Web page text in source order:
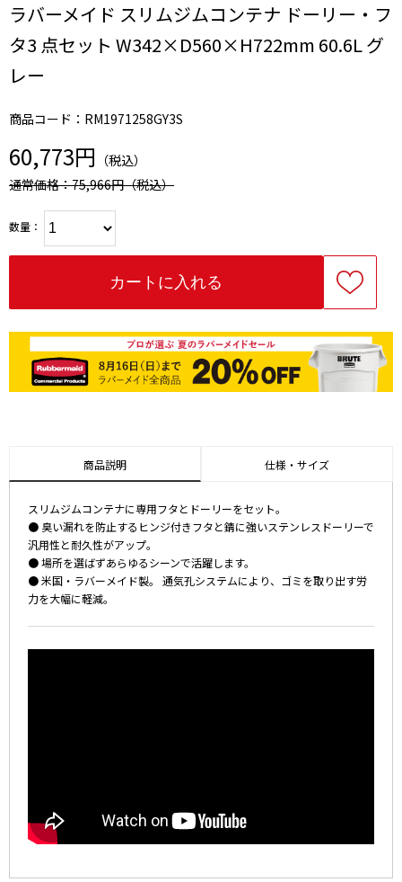
ラバーメイド スリムジムコンテナ ドーリー・フ
タ3 点セット W342×D560×H722mm 60.6L グ
レー
商品コード：RM1971258GY3S
60,773円 （税込）
通常価格：75,966円（税込）
数量：
商品説明 仕様・サイズ
スリムジムコンテナに専用フタとドーリーをセット。
● 臭い漏れを防止するヒンジ付きフタと錆に強いステンレスドーリーで
汎用性と耐久性がアップ。
● 場所を選ばずあらゆるシーンで活躍します。
● 米国・ラバーメイド製。 通気孔システムにより、ゴミを取り出す労
力を大幅に軽減。